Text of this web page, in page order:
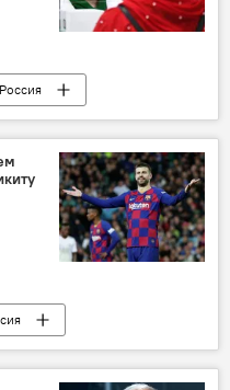
Россия
в России